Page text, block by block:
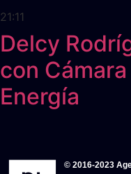
21:11
Delcy
con
Energía
© 2016-2023